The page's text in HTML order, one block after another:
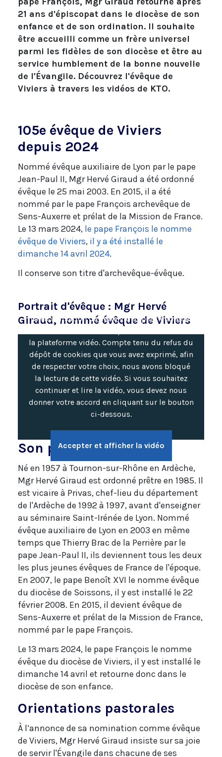
21 ans d'épiscopat dans le diocèse de son
enfance et de son ordination. Il souhaite
être accueilli comme un frère universel
parmi les fidèles de son diocèse et être au
service humblement de la bonne nouvelle
de l'Évangile. Découvrez l'évêque de
Viviers à travers les vidéos de KTO.
105e évêque de Viviers
depuis 2024
Nommé évêque auxiliaire de Lyon par le pape
Jean-Paul II, Mgr Hervé Giraud a été ordonné
évêque le 25 mai 2003. En 2015, il a été
nommé par le pape François archevêque de
Sens-Auxerre et prélat de la Mission de France.
Le 13 mars 2024, le pape François le nomme
évêque de Viviers, il y a été installé le
dimanche 14 avril 2024.
Il conserve son titre d'archevêque-évêque.
Portrait d'évêque : Mgr Hervé
Giraud, nommé évêque de Viviers
La visualisation de cette vidéo peut entraîner
la plateforme vidéo. Compte tenu du refus du
dépôt de cookies que vous avez exprimé, afin
de respecter votre choix, nous avons bloqué
la lecture de cette vidéo. Si vous souhaitez
continuer et lire la vidéo, vous devez nous
donner votre accord en cliquant sur le bouton
ci-dessous.
Accepter et afficher la vidéo
Son parcours
Né en 1957 à Tournon-sur-Rhône en Ardèche,
Mgr Hervé Giraud est ordonné prêtre en 1985. Il
est vicaire à Privas, chef-lieu du département
de l'Ardèche de 1992 à 1997, avant d'enseigner
au séminaire Saint-Irénée de Lyon. Nommé
évêque auxiliaire de Lyon en 2003 en même
temps que Thierry Brac de la Perrière par le
pape Jean-Paul II, ils deviennent tous les deux
les plus jeunes évêques de France de l'époque.
En 2007, le pape Benoît XVI le nomme évêque
du diocèse de Soissons, il y est installé le 22
février 2008. En 2015, il devient évêque de
Sens-Auxerre et prélat de la Mission de France,
nommé par le pape François.
Le 13 mars 2024, le pape François le nomme
évêque du diocèse de Viviers, il y est installé le
dimanche 14 avril et retourne donc dans le
diocèse de son enfance.
Orientations pastorales
À l’annonce de sa nomination comme évêque
de Viviers, Mgr Hervé Giraud insiste sur sa joie
de servir l'Évangile dans chacune de ses